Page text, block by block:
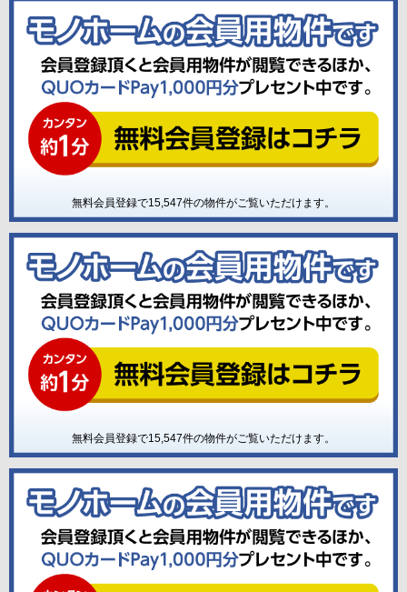
無料会員登録で15,547件の物件がご覧いただけます。
無料会員登録で15,547件の物件がご覧いただけます。